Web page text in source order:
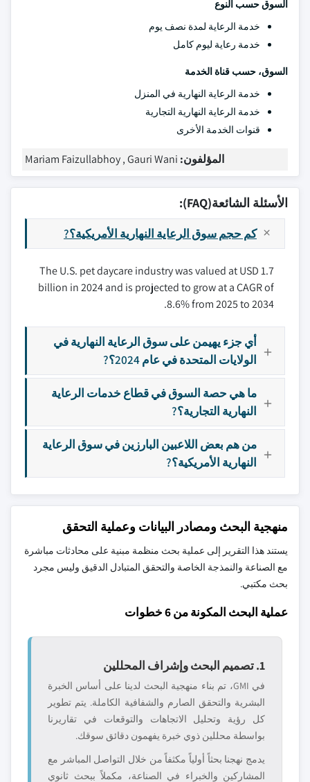
السوق حسب النوع
خدمة الرعاية لمدة نصف يوم
خدمة رعاية ليوم كامل
السوق، حسب قناة الخدمة
خدمة الرعاية النهارية في المنزل
خدمة الرعاية النهارية التجارية
قنوات الخدمة الأخرى
المؤلفون: Mariam Faizullabhoy , Gauri Wani
الأسئلة الشائعة(FAQ):
كم حجم سوق الرعاية النهارية الأمريكية؟?
The U.S. pet daycare industry was valued at USD 1.7
billion in 2024 and is projected to grow at a CAGR of
8.6% from 2025 to 2034.
أي جزء يهيمن على سوق الرعاية النهارية في
الولايات المتحدة في عام 2024؟?
ما هي حصة السوق في قطاع خدمات الرعاية
النهارية التجارية؟?
من هم بعض اللاعبين البارزين في سوق الرعاية
النهارية الأمريكية؟?
منهجية البحث ومصادر البيانات وعملية التحقق
يستند هذا التقرير إلى عملية بحث منظمة مبنية على محادثات مباشرة
مع الصناعة والنمذجة الخاصة والتحقق المتبادل الدقيق وليس مجرد
بحث مكتبي.
عملية البحث المكونة من 6 خطوات
1. تصميم البحث وإشراف المحللين
في GMI، تم بناء منهجية البحث لدينا على أساس الخبرة
البشرية والتحقق الصارم والشفافية الكاملة. يتم تطوير
كل رؤية وتحليل الاتجاهات والتوقعات في تقاريرنا
بواسطة محللين ذوي خبرة يفهمون دقائق سوقك.
يدمج نهجنا بحثاً أولياً مكثفاً من خلال التواصل المباشر مع
المشاركين والخبراء في الصناعة، مكملاً ببحث ثانوي